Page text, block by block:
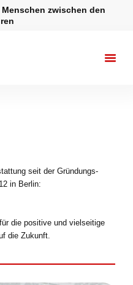
zwischen den
seit der Gründungs-
in Berlin:
die positive und vielseitige
die Zukunft.